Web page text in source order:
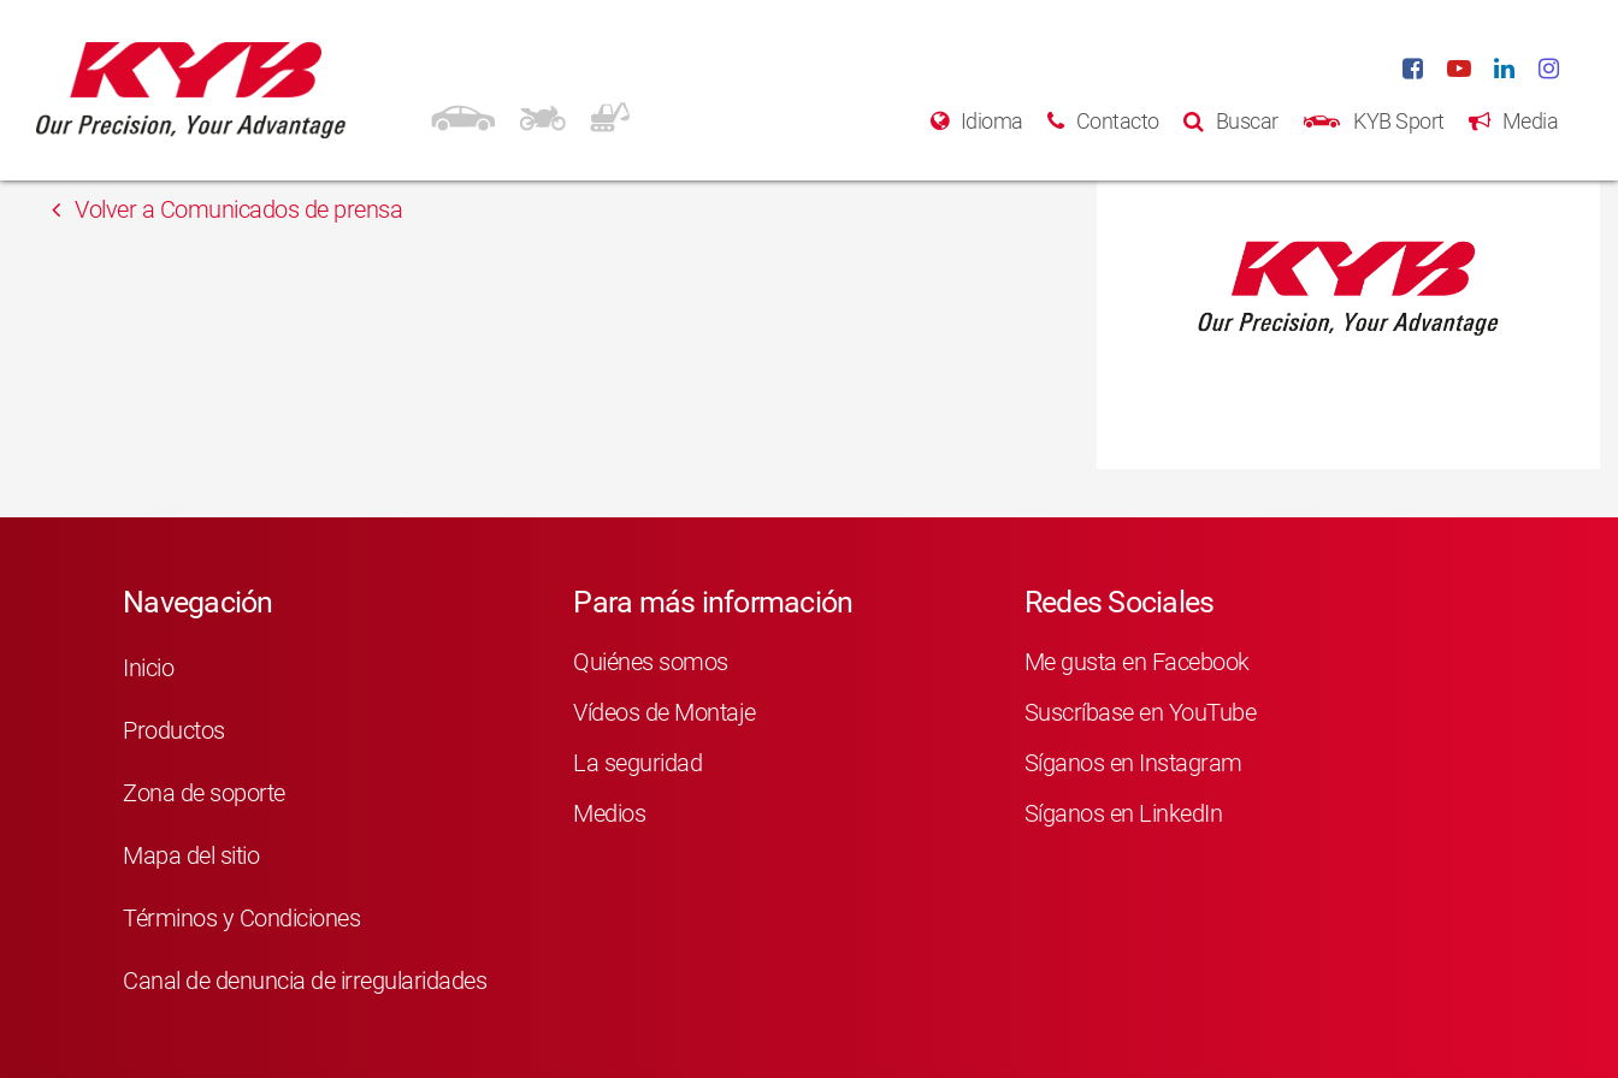
Idioma Contacto Buscar KYB Sport Media
Auto-Land
Volver a Comunicados de prensa
Navegación
Inicio
Productos
Zona de soporte
Mapa del sitio
Términos y Condiciones
Canal de denuncia de irregularidades
Para más información
Quiénes somos
Vídeos de Montaje
La seguridad
Medios
Redes Sociales
Me gusta en Facebook
Suscríbase en YouTube
Síganos en Instagram
Síganos en LinkedIn